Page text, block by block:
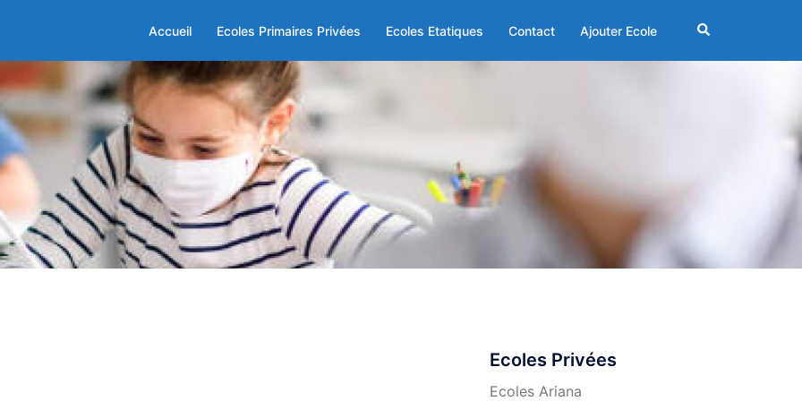
Accueil Ecoles Primaires Privées Ecoles Etatiques Contact Ajouter Ecole Rechercher
Ecoles Privées
Ecoles Ariana